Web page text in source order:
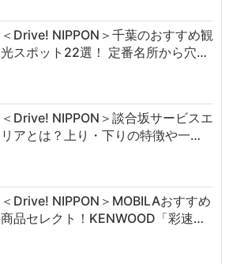
＜Drive! NIPPON＞千葉のおすすめ観
光スポット22選！ 定番名所から穴…
＜Drive! NIPPON＞談合坂サービスエ
リアとは？上り・下りの特徴や一…
＜Drive! NIPPON＞MOBILAおすすめ
商品セレクト！KENWOOD「彩速…